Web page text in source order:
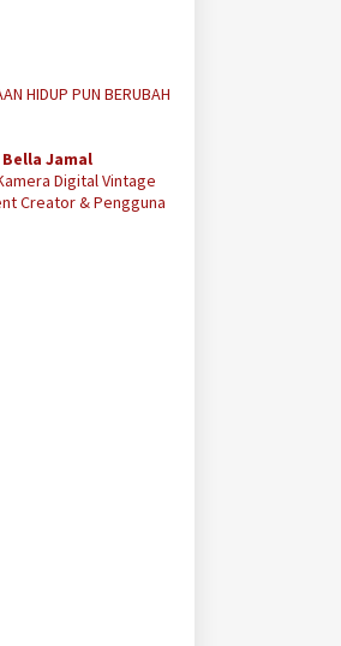
HIDUP PUN BERUBAH
Jamal
Digital Vintage
Creator & Pengguna